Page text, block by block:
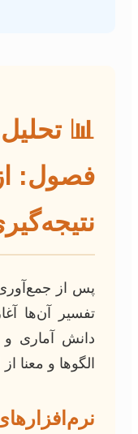
📊
فصول: از
پس از جمع‌آوری
تفسیر آن‌ها
دانش آماری و
الگوها و معنا